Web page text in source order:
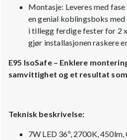
Montasje: Leveres med
en genial koblingsboks
i tillegg ferdige fester for 2
gjør installasjonen raskere
E95 IsoSafe – Enklere
samvittighet og et resultat
Teknisk beskrivelse:
7W LED 36º, 2700K, 450lm,